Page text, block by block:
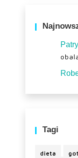
Tagi
dieta